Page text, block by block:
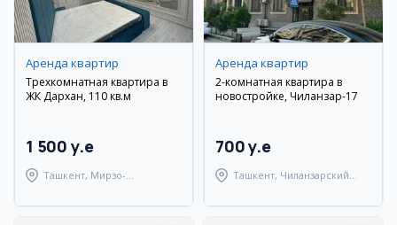
Аренда квартир
Трехкомнатная квартира в
ЖК Дархан, 110 кв.м
1 500 y.e
Ташкент, Мирзо-
Аренда квартир
2-комнатная квартира в
новостройке, Чиланзар-17
700 y.e
Ташкент, Чиланзарский